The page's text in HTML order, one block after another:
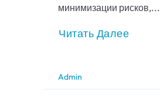
минимизации рисков,...
Читать Далее
Admin